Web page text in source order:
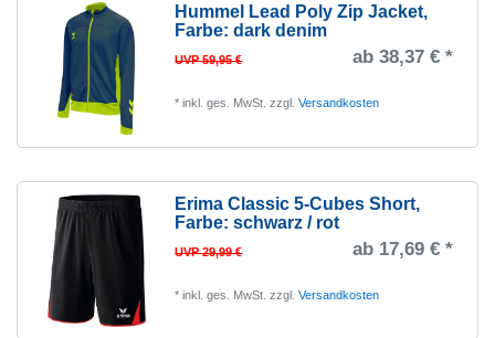
Hummel Lead Poly Zip Jacket,
Farbe: dark denim
UVP 59,95 € ab 38,37 € *
*inkl. ges. MwSt. zzgl.Versandkosten
Erima Classic 5-Cubes Short,
Farbe: schwarz / rot
UVP 29,99 € ab 17,69 € *
*inkl. ges. MwSt. zzgl.Versandkosten